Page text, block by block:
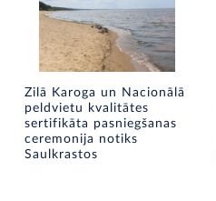
Zilā Karoga un Nacionālā
peldvietu kvalitātes
sertifikāta pasniegšanas
ceremonija notiks
Saulkrastos